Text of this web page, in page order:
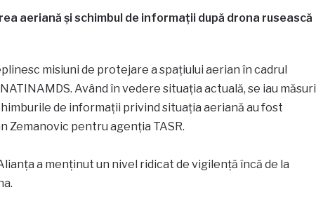
aeriană și schimbul de informații după drona rusească
misiuni de protejare a spaţiului aerian în cadrul
Având în vedere situaţia actuală, se iau măsuri
de informaţii privind situaţia aeriană au fost
Zemanovic pentru agenția TASR.
a menținut un nivel ridicat de vigilență încă de la